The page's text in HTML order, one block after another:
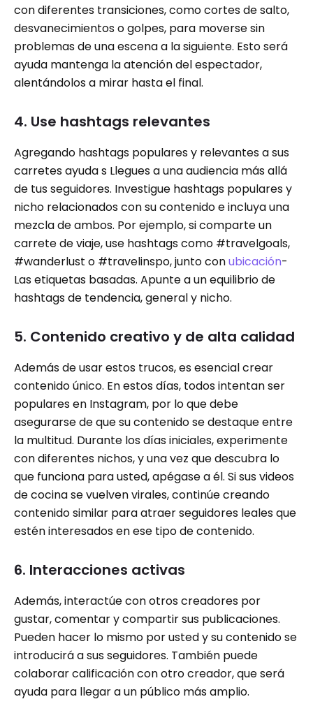
con diferentes transiciones, como cortes de salto,
desvanecimientos o golpes, para moverse sin
problemas de una escena a la siguiente. Esto será
ayuda mantenga la atención del espectador,
alentándolos a mirar hasta el final.
4. Use hashtags relevantes
Agregando hashtags populares y relevantes a sus
carretes ayuda s Llegues a una audiencia más allá
de tus seguidores. Investigue hashtags populares y
nicho relacionados con su contenido e incluya una
mezcla de ambos. Por ejemplo, si comparte un
carrete de viaje, use hashtags como #travelgoals,
#wanderlust o #travelinspo, junto conubicación-
Las etiquetas basadas. Apunte a un equilibrio de
hashtags de tendencia, general y nicho.
5. Contenido creativo y de alta calidad
Además de usar estos trucos, es esencial crear
contenido único. En estos días, todos intentan ser
populares en Instagram, por lo que debe
asegurarse de que su contenido se destaque entre
la multitud. Durante los días iniciales, experimente
con diferentes nichos, y una vez que descubra lo
que funciona para usted, apégase a él. Si sus videos
de cocina se vuelven virales, continúe creando
contenido similar para atraer seguidores leales que
estén interesados ​​en ese tipo de contenido.
6. Interacciones activas
Además, interactúe con otros creadores por
gustar, comentar y compartir sus publicaciones.
Pueden hacer lo mismo por usted y su contenido se
introducirá a sus seguidores. También puede
colaborar calificación con otro creador, que será
ayuda para llegar a un público más amplio.